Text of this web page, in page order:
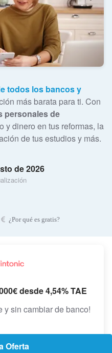
todos los bancos y
más barata para ti. Con
personales de
y dinero en tus reformas, la
de tus estudios y más.
de 2026
¿Por qué es gratis?
desde 4,54% TAE
y sin cambiar de banco!
Oferta